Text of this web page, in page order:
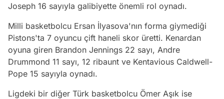
Joseph 16 sayıyla galibiyette önemli rol oynadı.
Milli basketbolcu Ersan İlyasova'nın forma giymediği
Pistons'ta 7 oyuncu çift haneli skor üretti. Kenardan
oyuna giren Brandon Jennings 22 sayı, Andre
Drummond 11 sayı, 12 ribaunt ve Kentavious Caldwell-
Pope 15 sayıyla oynadı.
Ligdeki bir diğer Türk basketbolcu Ömer Aşık ise